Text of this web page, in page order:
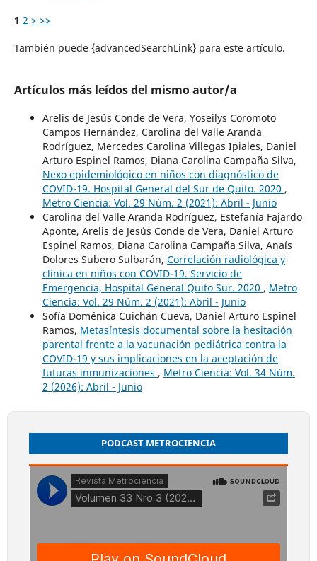
1 2 > >>
También puede {advancedSearchLink} para este artículo.
Artículos más leídos del mismo autor/a
Arelis de Jesús Conde de Vera, Yoseilys Coromoto
Campos Hernández, Carolina del Valle Aranda
Rodríguez, Mercedes Carolina Villegas Ipiales, Daniel
Arturo Espinel Ramos, Diana Carolina Campaña Silva,
Nexo epidemiológico en niños con diagnóstico de
COVID-19. Hospital General del Sur de Quito. 2020 ,
Metro Ciencia: Vol. 29 Núm. 2 (2021): Abril - Junio
Carolina del Valle Aranda Rodríguez, Estefanía Fajardo
Aponte, Arelis de Jesús Conde de Vera, Daniel Arturo
Espinel Ramos, Diana Carolina Campaña Silva, Anaís
Dolores Subero Sulbarán, Correlación radiológica y
clínica en niños con COVID-19. Servicio de
Emergencia, Hospital General Quito Sur. 2020 , Metro
Ciencia: Vol. 29 Núm. 2 (2021): Abril - Junio
Sofía Doménica Cuichán Cueva, Daniel Arturo Espinel
Ramos, Metasíntesis documental sobre la hesitación
parental frente a la vacunación pediátrica contra la
COVID-19 y sus implicaciones en la aceptación de
futuras inmunizaciones , Metro Ciencia: Vol. 34 Núm.
2 (2026): Abril - Junio
PODCAST METROCIENCIA